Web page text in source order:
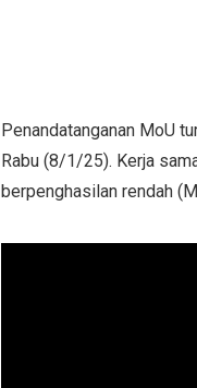
Penandatanganan MoU
Rabu (8/1/25). Kerja
berpenghasilan rendah